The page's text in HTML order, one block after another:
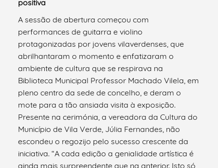
positiva
A sessão de abertura começou com
performances de guitarra e violino
protagonizadas por jovens vilaverdenses, que
abrilhantaram o momento e enfatizaram o
ambiente de cultura que se respirava na
Biblioteca Municipal Professor Machado Vilela, em
pleno centro da sede de concelho, e deram o
mote para a tão ansiada visita à exposição.
Presente na cerimónia, a vereadora da Cultura do
Município de Vila Verde, Júlia Fernandes, não
escondeu o regozijo pelo sucesso crescente da
iniciativa. “A cada edição a genialidade artística é
ainda mais surpreendente que na anterior. Isto só